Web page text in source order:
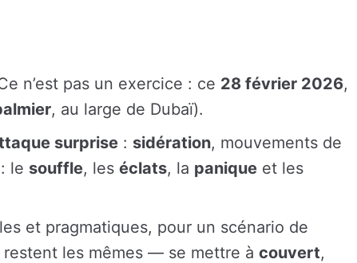
n’est pas un exercice : ce 28 février 2026,
, au large de Dubaï).
surprise : sidération, mouvements de
le souffle, les éclats, la panique et les
et pragmatiques, pour un scénario de
restent les mêmes — se mettre à couvert,